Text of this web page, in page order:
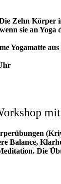
Zehn Körper
sie an
Yogamatte
Balance,
Die